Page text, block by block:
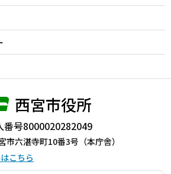
西宮市役所
番号8000020282049
六湛寺町10番3号（本庁舎）
こちら